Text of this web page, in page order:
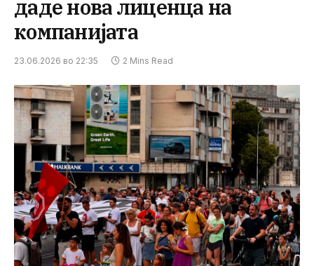
даде нова лиценца на
компанијата
23.06.2026 во 22:35 2 Mins Read